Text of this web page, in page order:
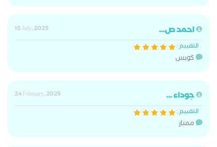
احمد ص...
15 July, 2025
التقييم :
كويس
چوداء ...
24 February, 2025
التقييم :
ممتاز